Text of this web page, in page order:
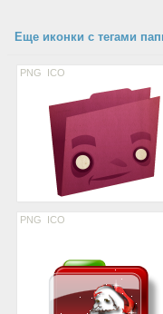
Еще иконки с тегами
PNG ICO
PNG ICO